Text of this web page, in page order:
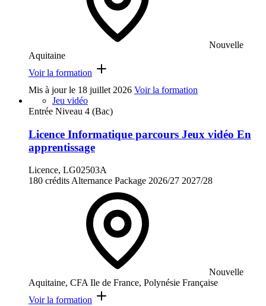
Nouvelle
Aquitaine
Voir la formation
Mis à jour le 18 juillet 2026 Voir la formation
Jeu vidéo
Entrée Niveau 4 (Bac)
Licence Informatique parcours Jeux vidéo En
apprentissage
Licence, LG02503A
180 crédits Alternance Package 2026/27 2027/28
Nouvelle
Aquitaine, CFA Ile de France, Polynésie Française
Voir la formation